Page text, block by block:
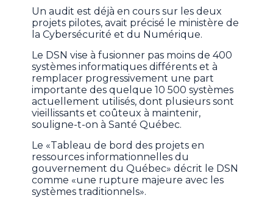
Un audit est déjà en cours sur les deux
projets pilotes, avait précisé le ministère de
la Cybersécurité et du Numérique.
Le DSN vise à fusionner pas moins de 400
systèmes informatiques différents et à
remplacer progressivement une part
importante des quelque 10 500 systèmes
actuellement utilisés, dont plusieurs sont
vieillissants et coûteux à maintenir,
souligne-t-on à Santé Québec.
Le «Tableau de bord des projets en
ressources informationnelles du
gouvernement du Québec» décrit le DSN
comme «une rupture majeure avec les
systèmes traditionnels».